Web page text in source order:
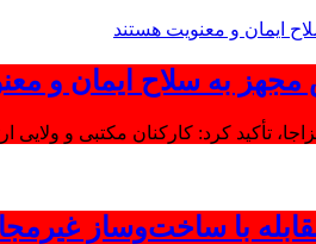
مجهز به سلاح ایمان و
با ساخت‌وساز